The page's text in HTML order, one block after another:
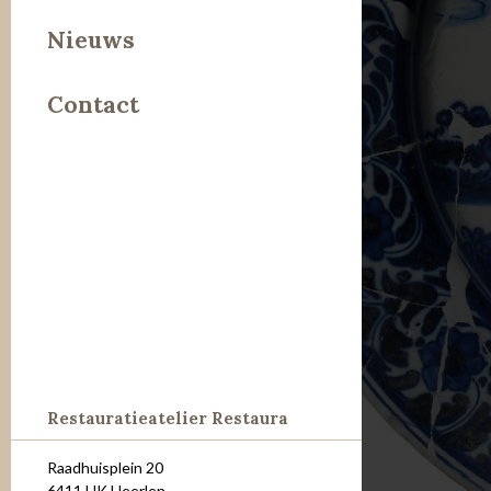
Leer
Steen
Nieuws
Contact
Restauratieatelier Restaura
Raadhuisplein 20